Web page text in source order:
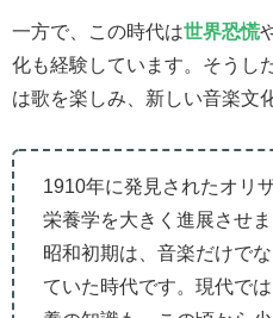
一方で、この時代は世界恐慌
化も経験しています。そうし
は歌を楽しみ、新しい音楽文
1910年に発見されたオリ
栄養学を大きく進展させま
昭和初期は、音楽だけで
ていた時代です。現代で